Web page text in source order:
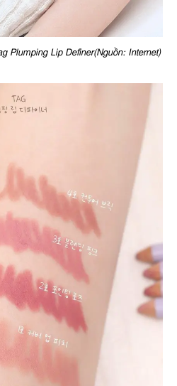
Plumping Lip Definer(Nguồn: Internet)